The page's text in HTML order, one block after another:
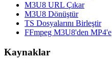
M3U8 URL Çıkar
M3U8 Dönüştür
TS Dosyalarını Birleştir
FFmpeg M3U8'den MP4'e
Kaynaklar